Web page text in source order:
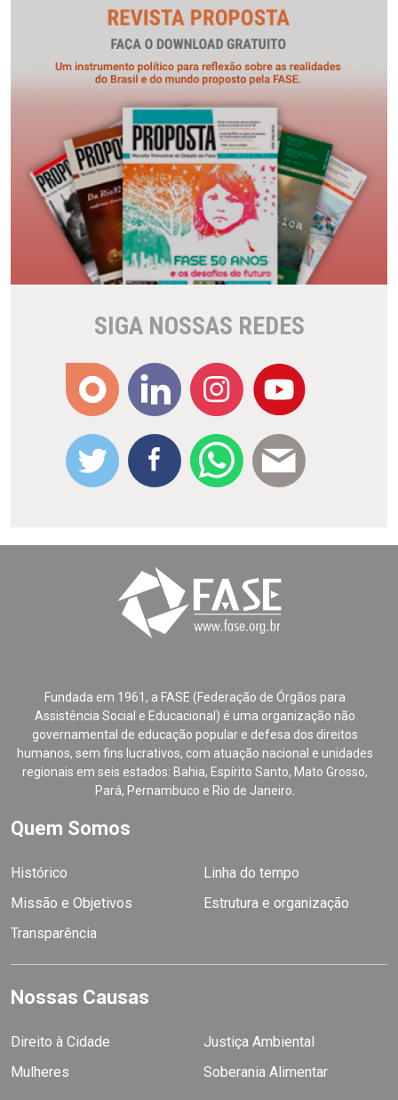
SIGA NOSSAS REDES
Fundada em 1961, a FASE (Federação de Órgãos para
Assistência Social e Educacional) é uma organização não
governamental de educação popular e defesa dos direitos
humanos, sem fins lucrativos, com atuação nacional e unidades
regionais em seis estados: Bahia, Espírito Santo, Mato Grosso,
Pará, Pernambuco e Rio de Janeiro.
Quem Somos
Histórico
Linha do tempo
Missão e Objetivos
Estrutura e organização
Transparência
Nossas Causas
Direito à Cidade
Justiça Ambiental
Mulheres
Soberania Alimentar